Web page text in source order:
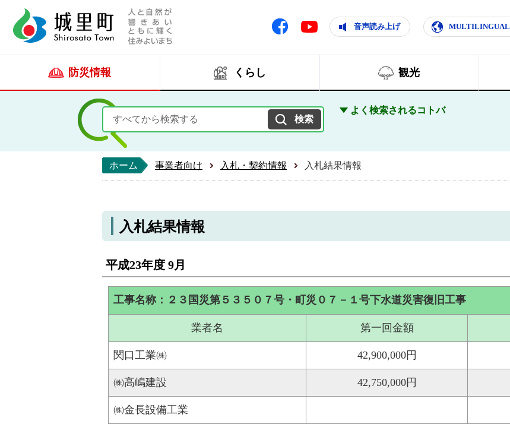
人と自然が響きあいともに輝く住みよいまち
Facebook Youtube 音声読み上げ MULTILINGUAL
防災情報 くらし 観光
よく検索されるコトバ
ホーム 事業者向け 入札・契約情報 入札結果情報
入札結果情報
平成23年度 9月
工事名称：２３国災第５３５０７号・町災０７－１号下水道災害復旧工事
業者名 第一回金額
関口工業㈱ 42,900,000円
㈱高嶋建設 42,750,000円
㈱金長設備工業